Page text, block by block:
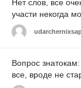
Нет слов, все
участи некогда
Вопрос
все, вроде не